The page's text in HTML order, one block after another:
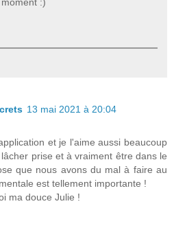
:)
13 mai 2021 à 20:04
et je l'aime aussi beaucoup
prise et à vraiment être dans le
que nous avons du mal à faire au
est tellement importante !
ma douce Julie !